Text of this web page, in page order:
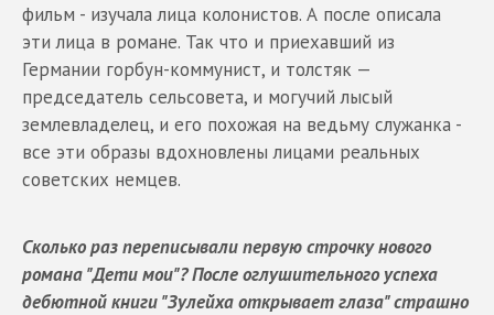
фильм - изучала лица колонистов. А после описала
эти лица в романе. Так что и приехавший из
Германии горбун-коммунист, и толстяк —
председатель сельсовета, и могучий лысый
землевладелец, и его похожая на ведьму служанка -
все эти образы вдохновлены лицами реальных
советских немцев.
Сколько раз переписывали первую строчку нового
романа "Дети мои"? После оглушительного успеха
дебютной книги "Зулейха открывает глаза" страшно